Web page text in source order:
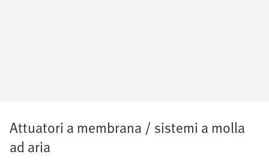
Attuatori a membrana / sistemi a molla
ad aria